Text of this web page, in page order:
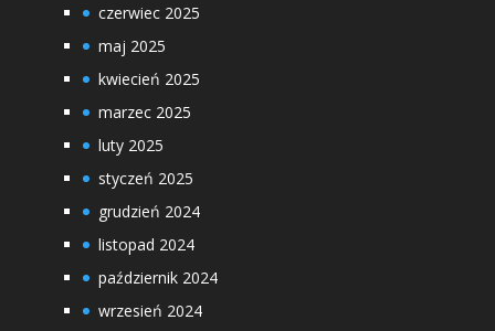
czerwiec 2025
maj 2025
kwiecień 2025
marzec 2025
luty 2025
styczeń 2025
grudzień 2024
listopad 2024
październik 2024
wrzesień 2024